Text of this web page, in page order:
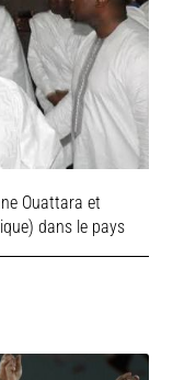
Ouattara et
dans le pays